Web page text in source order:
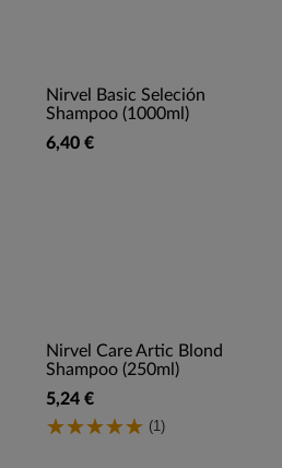
Nirvel Basic Seleción
Shampoo (1000ml)
6,40 €
Nirvel Care Artic Blond
Shampoo (250ml)
5,24 €
(1)